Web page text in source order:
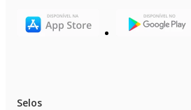
Selos